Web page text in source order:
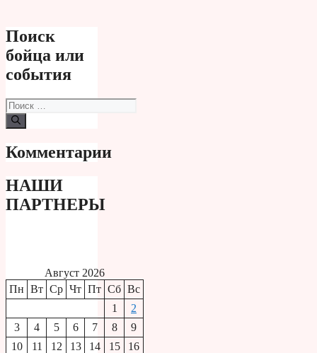
Поиск
бойца или
события
Поиск:
Комментарии
НАШИ
ПАРТНЕРЫ
Август 2026
Пн Вт Ср Чт Пт Сб Вс
1
2
3
4 5 6 7 8
9
10
11 12 13 14 15
16